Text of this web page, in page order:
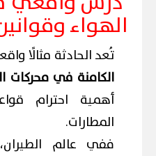
الهواء
تُعد الحادثة مثالًا
الكامنة في محركات
أهمية احترام
المطارات.
ففي عالم